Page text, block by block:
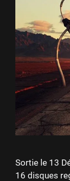
Sortie le 13
16 disques